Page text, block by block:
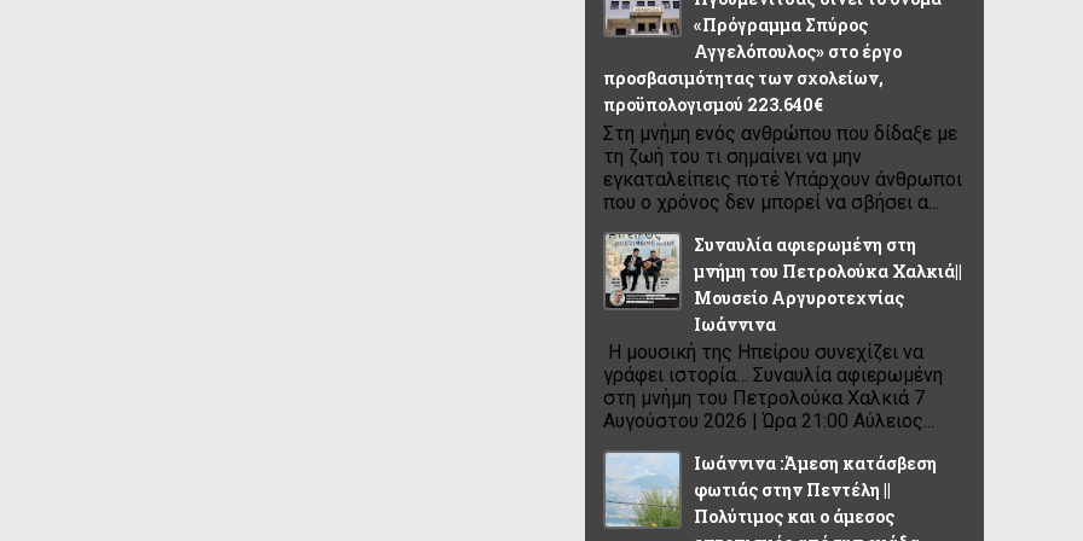
«Πρόγραμμα Σπύρος
Αγγελόπουλος» στο έργο
προσβασιμότητας των σχολείων,
προϋπολογισμού 223.640€
Στη μνήμη ενός ανθρώπου που δίδαξε με
τη ζωή του τι σημαίνει να μην
εγκαταλείπεις ποτέ Υπάρχουν άνθρωποι
που ο χρόνος δεν μπορεί να σβήσει α...
Συναυλία αφιερωμένη στη
μνήμη του Πετρολούκα Χαλκιά||
Μουσείο Αργυροτεχνίας
Ιωάννινα
Η μουσική της Ηπείρου συνεχίζει να
γράφει ιστορία… Συναυλία αφιερωμένη
στη μνήμη του Πετρολούκα Χαλκιά 7
Αυγούστου 2026 | Ώρα 21:00 Αύλειος...
Ιωάννινα :Άμεση κατάσβεση
φωτιάς στην Πεντέλη ||
Πολύτιμος και ο άμεσος